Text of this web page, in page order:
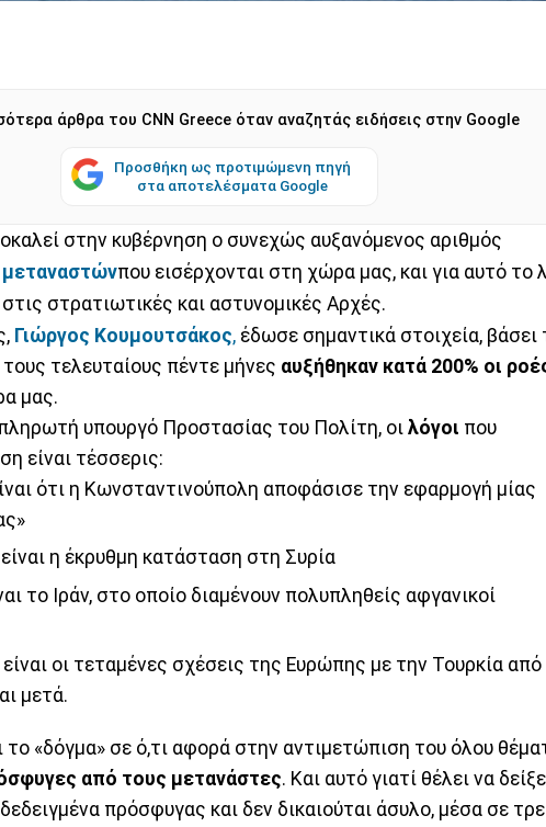
άρθρα του CNN Greece όταν αναζητάς ειδήσεις στην Google
Προσθήκη ως προτιμώμενη πηγή
στα αποτελέσματα Google
στην κυβέρνηση ο συνεχώς αυξανόμενος αριθμός
μεταναστώνπου εισέρχονται στη χώρα μας, και για αυτό το
στρατιωτικές και αστυνομικές Αρχές.
Γιώργος Κουμουτσάκος, έδωσε σημαντικά στοιχεία, βάσει
τελευταίους πέντε μήνες αυξήθηκαν κατά 200% οι
μας.
υπουργό Προστασίας του Πολίτη, οι λόγοι που
είναι τέσσερις:
ότι η Κωνσταντινούπολη αποφάσισε την εφαρμογή μίας
η έκρυθμη κατάσταση στη Συρία
το Ιράν, στο οποίο διαμένουν πολυπληθείς αφγανικοί
οι τεταμένες σχέσεις της Ευρώπης με την Τουρκία από
μετά.
το «δόγμα» σε ό,τι αφορά στην αντιμετώπιση του όλου
από τους μετανάστες. Και αυτό γιατί θέλει να
πρόσφυγας και δεν δικαιούται άσυλο, μέσα σε